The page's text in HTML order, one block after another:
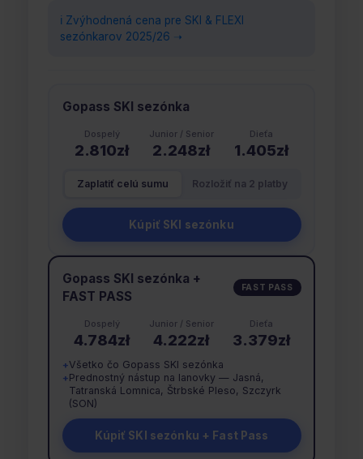
ℹ️ Zvýhodnená cena pre SKI & FLEXI
sezónkarov 2025/26 ➝
Gopass SKI sezónka
Dospelý
2.810zł
Junior / Senior
2.248zł
Dieťa
1.405zł
Zaplatiť celú sumu Rozložiť na 2 platby
Kúpiť SKI sezónku
Gopass SKI sezónka +
FAST PASS
FAST PASS
Dospelý
4.784zł
Junior / Senior
4.222zł
Dieťa
3.379zł
+Všetko čo Gopass SKI sezónka
+Prednostný nástup na lanovky — Jasná,
Tatranská Lomnica, Štrbské Pleso, Szczyrk
(SON)
Kúpiť SKI sezónku + Fast Pass